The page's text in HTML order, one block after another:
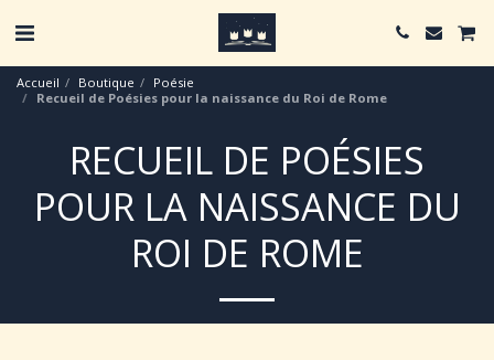
Accueil Boutique
Poésie
Recueil de Poésies pour la naissance du Roi de Rome
RECUEIL DE POÉSIES
POUR LA NAISSANCE DU
ROI DE ROME